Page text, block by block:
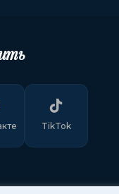
TikTok